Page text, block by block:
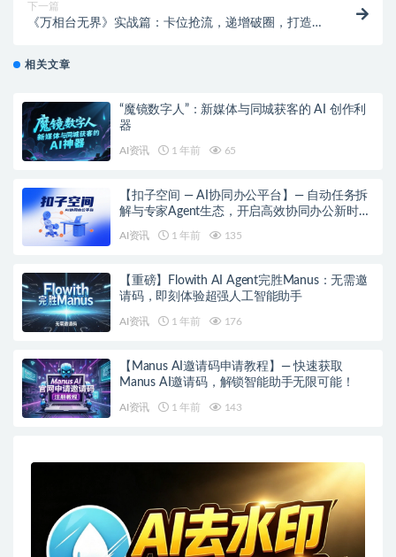
下一篇
《万相台无界》实战篇：卡位抢流，递增破圈，打造店
相关文章
“魔镜数字人”：新媒体与同城获客的 AI 创作利
器
AI资讯 1 年前 65
【扣子空间 — AI协同办公平台】— 自动任务拆
解与专家Agent生态，开启高效协同办公新时
AI资讯 1 年前 135
【重磅】Flowith AI Agent完胜Manus：无需邀
请码，即刻体验超强人工智能助手
AI资讯 1 年前 176
【Manus AI邀请码申请教程】— 快速获取
Manus AI邀请码，解锁智能助手无限可能！
AI资讯 1 年前 143